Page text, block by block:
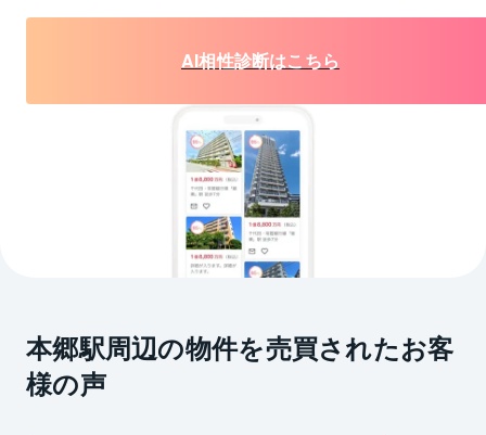
AI相性診断はこちら
本郷駅周辺の物件を売買されたお客
様の声